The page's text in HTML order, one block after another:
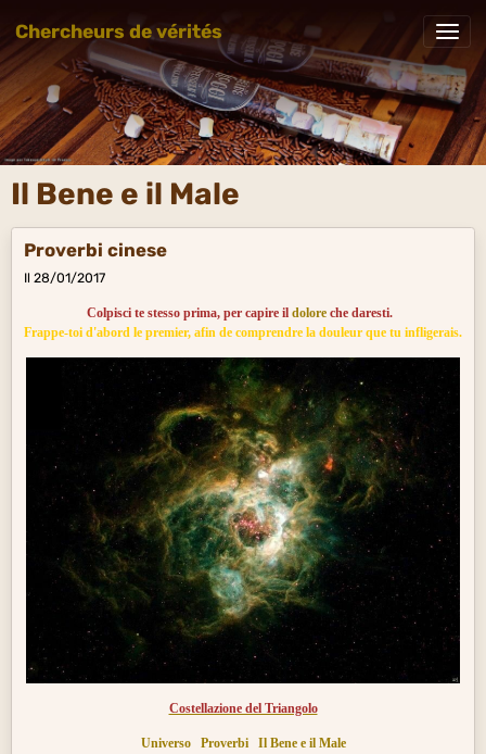
Chercheurs de vérités
Il Bene e il Male
Proverbi cinese
Il 28/01/2017
Colpisci te stesso prima, per capire il dolore che daresti.
Frappe-toi d'abord le premier, afin de comprendre la douleur que tu infligerais.
Costellazione del Triangolo
Universo Proverbi Il Bene e il Male